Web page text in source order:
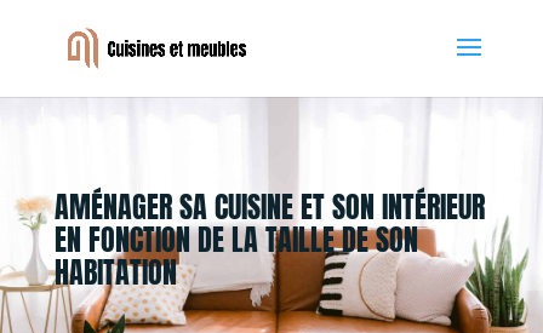
AMÉNAGER SA CUISINE ET SON INTÉRIEUR
EN FONCTION DE LA TAILLE DE SON
HABITATION